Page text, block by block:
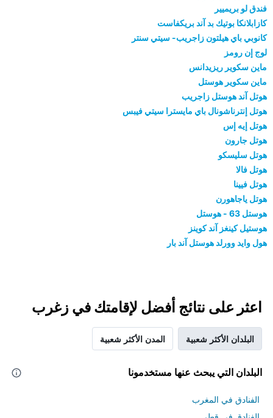
فندق لو بريميير
كازابلانكا بوتيك بد آند بريكفاست
كانوبي باي هيلتون زاجريب- سيتي سنتر
لوج إن رومز
ماين سكوير ريزيدانس
ماين سكوير هوستل
هوتل آند هوستل زاجريب
هوتل إنترناشونال باي مايسترا سيتي فيبس
هوتل إيه إس
هوتل جارون
هوتل سليسكو
هوتل فالا
هوتل فيينا
هوتل ياجاهورن
هوستل 63 - هوستل
هوستيل كينغز آند كوينز
هول وايد وورلد هوستل آند بار
اعثر على نتائج أفضل لإقامتك في زغرب
البلدان الأكثر شعبية المدن الأكثر شعبية
البلدان التي يبحث عنها مستخدمونا
الفنادق في المغرب